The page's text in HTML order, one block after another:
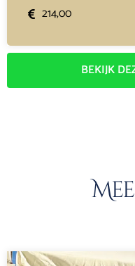
214,00
BEKIJK